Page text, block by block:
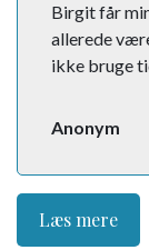
Birgit får
allerede
ikke bruge
Anonym
Læs mere